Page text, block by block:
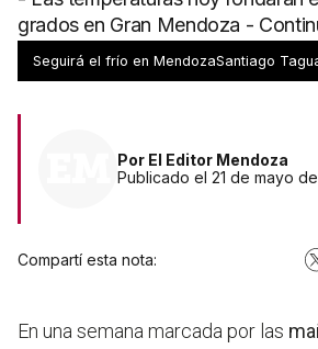
grados en Gran Mendoza -
gélidas y mejorando hacia la tarde
Seguirá el frío en MendozaSantiago
Por El Editor Mendoza
Publicado el 21 de mayo
Compartí esta nota:
En una semana marcada por las